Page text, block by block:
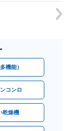
機能）
コンロ
乾燥機